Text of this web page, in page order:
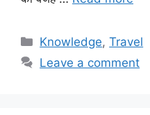
Categories
Knowledge,Travel
Leave a comment